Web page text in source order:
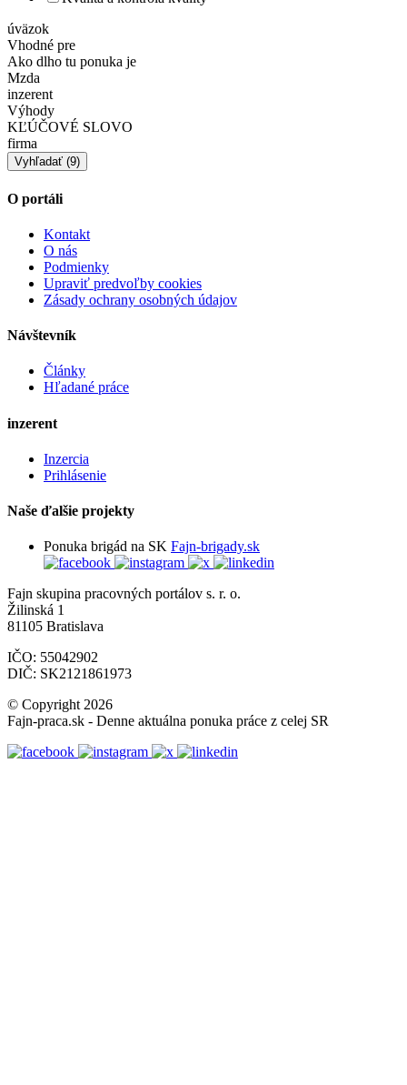
úväzok
Vhodné pre
Ako dlho tu ponuka je
Mzda
inzerent
Výhody
KĽÚČOVÉ SLOVO
firma
O portáli
Kontakt
O nás
Podmienky
Upraviť predvoľby cookies
Zásady ochrany osobných údajov
Návštevník
Články
Hľadané práce
inzerent
Inzercia
Prihlásenie
Naše ďalšie projekty
Ponuka brigád na SK Fajn-brigady.sk
Fajn skupina pracovných portálov s. r. o.
Žilinská 1
81105 Bratislava
IČO: 55042902
DIČ: SK2121861973
© Copyright 2026
Fajn-praca.sk - Denne aktuálna ponuka práce z celej SR